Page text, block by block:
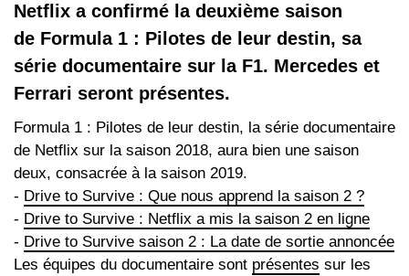
Netflix a confirmé la deuxième saison
de Formula 1 : Pilotes de leur destin, sa
série documentaire sur la F1. Mercedes et
Ferrari seront présentes.
Formula 1 : Pilotes de leur destin, la série documentaire
de Netflix sur la saison 2018, aura bien une saison
deux, consacrée à la saison 2019.
- Drive to Survive : Que nous apprend la saison 2 ?
- Drive to Survive : Netflix a mis la saison 2 en ligne
- Drive to Survive saison 2 : La date de sortie annoncée
Les équipes du documentaire sont présentes sur les